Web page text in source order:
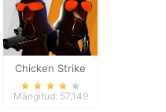
Chicken Strike
Mängitud: 57,149